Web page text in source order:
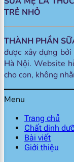
TRẺ NHỎ
THÀNH PHẦN
được xây dựng
Hà Nội. Website
cho con, không
Menu
Trang chủ
Chất dinh
Bài viết
Giới thiệu